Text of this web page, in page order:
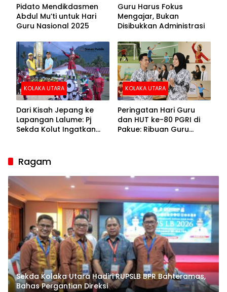
Pidato Mendikdasmen
Abdul Mu’ti untuk Hari
Guru Nasional 2025
Guru Harus Fokus
Mengajar, Bukan
Disibukkan Administrasi
KOLAKA UTARA
Dari Kisah Jepang ke
Lapangan Lalume: Pj
Sekda Kolut Ingatkan
KOLAKA UTARA
Peringatan Hari Guru
dan HUT ke-80 PGRI di
Pakue: Ribuan Guru
Ragam
Sekda Kolaka Utara Hadiri RUPSLB BPR Bahteramas,
Bahas Pergantian Direksi